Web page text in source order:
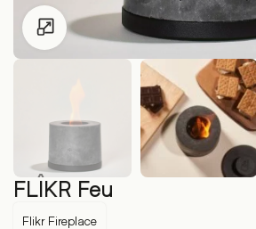
Pour les enfants de moins de 18
FLÎKR Feu
Flikr Fireplace